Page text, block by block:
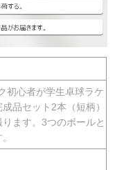
初心者が学生卓球ラケ
品セット2本（短柄）
ます。3つのボールと